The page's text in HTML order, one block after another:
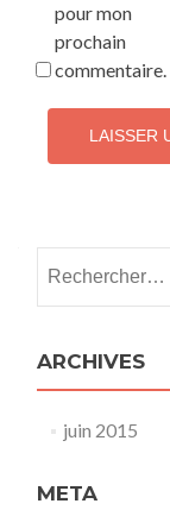
pour mon
prochain
commentaire.
ARCHIVES
juin 2015
META